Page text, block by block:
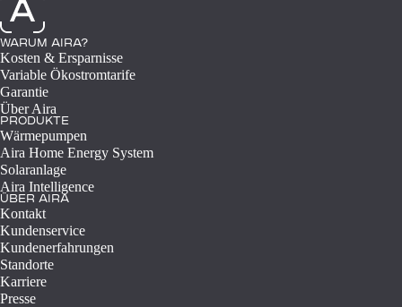
WARUM AIRA?
Kosten & Ersparnisse
Variable Ökostromtarife
Garantie
Über Aira
PRODUKTE
Wärmepumpen
Aira Home Energy System
Solaranlage
Aira Intelligence
ÜBER AIRA
Kontakt
Kundenservice
Kundenerfahrungen
Standorte
Karriere
Presse